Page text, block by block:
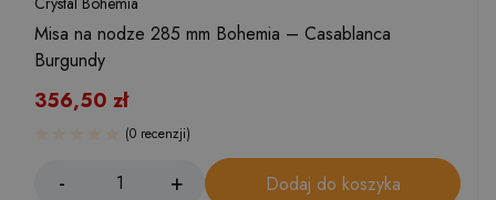
Misa na nodze 285 mm Bohemia – Casablanca
Burgundy
356,50 zł
(0 recenzji)
Dodaj do koszyka